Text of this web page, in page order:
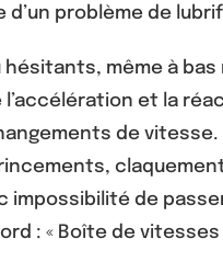
d’un problème de
même à bas
l’accélération et la
de vitesse.
impossibilité de
: « Boîte de vitesses